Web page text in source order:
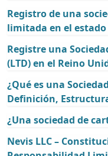
Registro de una
limitada en el estado
Registre una
(LTD) en el Reino
¿Qué es una
Definición,
¿Una sociedad de
Nevis LLC –